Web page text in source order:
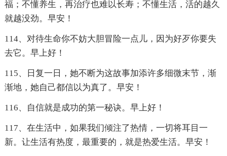
福；不懂养生，再治疗也难以长寿；不懂生活，活的越久
就越没劲。早安！
114、对待生命你不妨大胆冒险一点儿，因为好歹你要失
去它。早上好！
115、日复一日，她不断为这故事加添许多细微末节，渐
渐地，她自己都信以为真了。早安！
116、自信就是成功的第一秘诀。早上好！
117、在生活中，如果我们倾注了热情，一切将耳目一
新。让生活有热度，最重要的，就是热爱生活。早安！